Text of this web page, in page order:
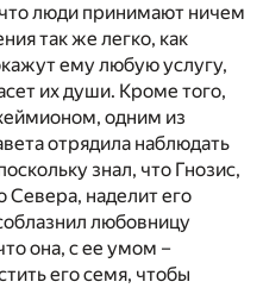
люди принимают ничем
так же легко, как
ему любую услугу,
их души. Кроме того,
одним из
отрядила наблюдать
знал, что Гнозис,
Севера, наделит его
любовницу
она, с ее умом –
его семя, чтобы